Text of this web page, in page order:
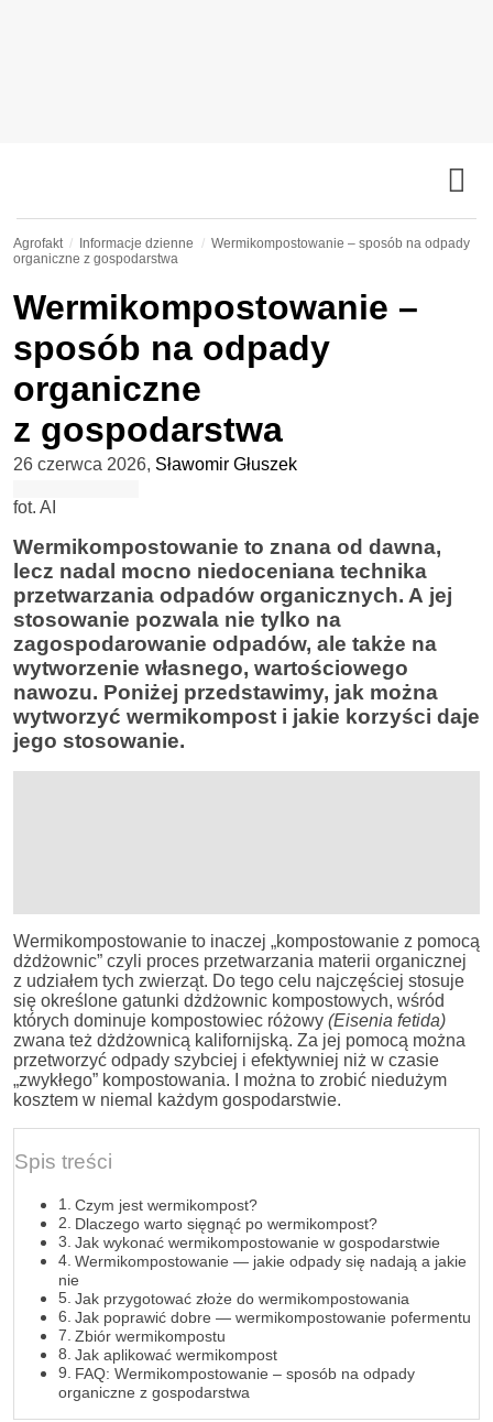
Agrofakt Informacje dzienne
Wermikompostowanie – sposób na odpady
organiczne z gospodarstwa
Wermikompostowanie –
sposób na odpady
organiczne
z gospodarstwa
26 czerwca 2026, Sławomir Głuszek
fot. AI
Wermikompostowanie to znana od dawna,
lecz nadal mocno niedoceniana technika
przetwarzania odpadów organicznych. A jej
stosowanie pozwala nie tylko na
zagospodarowanie odpadów, ale także na
wytworzenie własnego, wartościowego
nawozu. Poniżej przedstawimy, jak można
wytworzyć wermikompost i jakie korzyści daje
jego stosowanie.
Wermikompostowanie to inaczej „kompostowanie z pomocą
dżdżownic” czyli proces przetwarzania materii organicznej
z udziałem tych zwierząt. Do tego celu najczęściej stosuje
się określone gatunki dżdżownic kompostowych, wśród
których dominuje kompostowiec różowy (Eisenia fetida)
zwana też dżdżownicą kalifornijską. Za jej pomocą można
przetworzyć odpady szybciej i efektywniej niż w czasie
„zwykłego” kompostowania. I można to zrobić niedużym
kosztem w niemal każdym gospodarstwie.
Spis treści
Czym jest wermikompost?
Dlaczego warto sięgnąć po wermikompost?
Jak wykonać wermikompostowanie w gospodarstwie
Wermikompostowanie — jakie odpady się nadają a jakie
nie
Jak przygotować złoże do wermikompostowania
Jak poprawić dobre — wermikompostowanie pofermentu
Zbiór wermikompostu
Jak aplikować wermikompost
FAQ: Wermikompostowanie – sposób na odpady
organiczne z gospodarstwa